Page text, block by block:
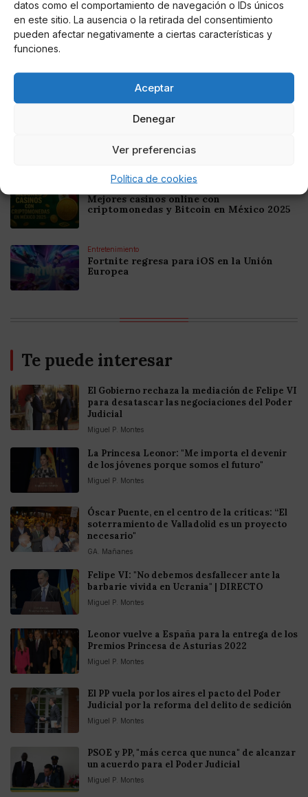
datos como el comportamiento de navegación o IDs únicos
en este sitio. La ausencia o la retirada del consentimiento
pueden afectar negativamente a ciertas características y
funciones.
Aceptar
Denegar
Ver preferencias
Política de cookies
Noticias relacionadas
Mejores Cripto Casinos Online en
Colombia 2025: Bitcoin Casinos
Online Casino
Criptomonedas en Argentina 2025
Mejores casinos online con
criptomonedas y Bitcoin en México 2025
Entretenimiento
Fortnite regresa para iOS en la Unión
Europea
Te puede interesar
El Gobierno rechaza la mediación de Felipe VI
para desatascar las negociaciones del Poder
Judicial
Miguel P. Montes
La Princesa Leonor: "Me importa el devenir
de los jóvenes porque somos el futuro"
Miguel P. Montes
Óscar Puente, en el centro de la críticas: “El
soterramiento de Valladolid es un proyecto
necesario"
GA. Mañanes
Felipe VI: "No debemos desfallecer ante la
barbarie vivida en Ucrania" | DIRECTO
Miguel P. Montes
Leonor vuelve a España para la entrega de los
Premios Princesa de Asturias 2022
Miguel P. Montes
El PP vuela por los aires el pacto del Poder
Judicial por la reforma del delito de sedición
Miguel P. Montes
PSOE y PP, "más cerca que nunca" de alcanzar
un acuerdo para el Poder Judicial
Miguel P. Montes